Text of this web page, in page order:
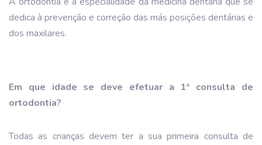
dedica à prevenção e correção das más posições dentárias e
dos maxilares.
Em que idade se deve efetuar a 1ª consulta de
ortodontia?
Todas as crianças devem ter a sua primeira consulta de